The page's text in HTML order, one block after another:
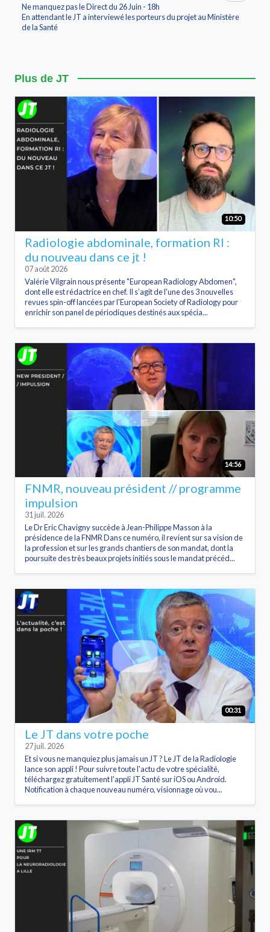
Ne manquez pas le Direct du 26 Juin - 18h
En attendant le JT a interviewé les porteurs du projet au Ministère
de la Santé
Plus de JT
10:50
Radiologie abdominale, formation RI :
du nouveau dans ce jt !
07 août 2026
Valérie Vilgrain nous présente "European Radiology Abdomen",
dont elle est rédactrice en chef. Il s’agit de l'une des 3 nouvelles
revues spin-off lancées par l'European Society of Radiology pour
enrichir son panel de périodiques destinés aux spécia...
14:56
FNMR, nouveau président // programme
impulsion
31 juil. 2026
Le Dr Eric Chavigny succède à Jean-Philippe Masson à la
présidence de la FNMR Dans ce numéro, il revient sur sa vision de
la profession et sur les grands chantiers de son mandat, dont la
poursuite des très beaux projets initiés sous le mandat précéd...
00:31
Le JT dans votre poche
27 juil. 2026
Et si vous ne manquiez plus jamais un JT ? Le JT de la Radiologie
lance son appli ! Pour suivre toute l'actu de votre spécialité,
téléchargez gratuitement l'appli JT Santé sur iOS ou Android.
Notification à chaque nouveau numéro, visionnage où vou...